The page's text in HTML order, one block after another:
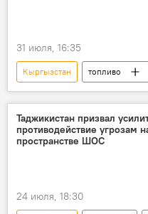
31 июля, 16:35
Кыргызстан топливо
Таджикистан
Энергетика
нефть
Таджикистан призвал
противодействие угрозам
пространстве ШОС
24 июля, 18:30